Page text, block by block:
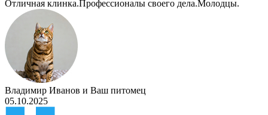
Отличная клинка.Профессионалы своего дела.Молодцы.
Владимир Иванов и Ваш питомец
05.10.2025